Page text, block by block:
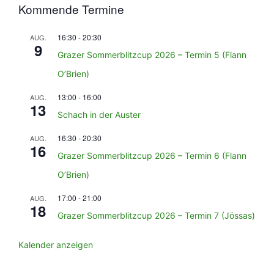
Kommende Termine
AUG.
9
16:30 -20:30
Grazer Sommerblitzcup 2026 – Termin 5 (Flann
O’Brien)
AUG.
13
13:00 - 16:00
Schach in der Auster
AUG.
16
16:30 -20:30
Grazer Sommerblitzcup 2026 – Termin 6 (Flann
O’Brien)
AUG.
18
17:00 -21:00
Grazer Sommerblitzcup 2026 – Termin 7 (Jössas)
Kalender anzeigen